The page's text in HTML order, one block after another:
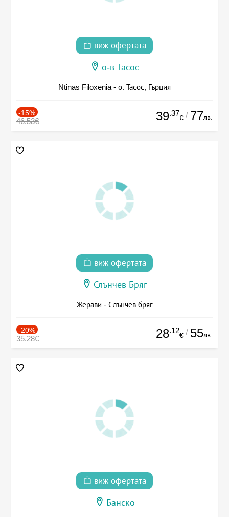
виж офертата
о-в Тасос
Ntinas Filoxenia - о. Тасос, Гърция
-15%
46.53€ 39.37
€ / 77лв.
виж офертата
Слънчев Бряг
Жерави - Слънчев бряг
-20%
35.28€ 28.12
€ / 55лв.
виж офертата
Банско